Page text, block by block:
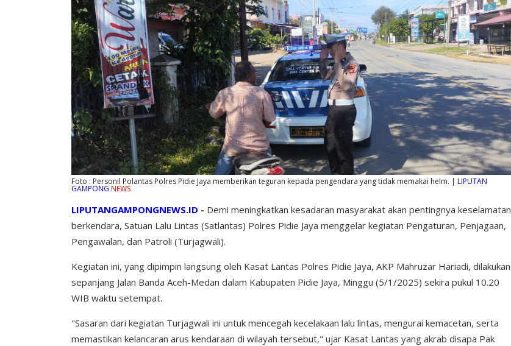
Foto : Personil Polantas Polres Pidie Jaya memberikan teguran kepada pengendara yang tidak memakai helm. | LIPUTAN
GAMPONG NEWS
LIPUTANGAMPONGNEWS.ID - Demi meningkatkan kesadaran masyarakat akan pentingnya keselamatan
berkendara, Satuan Lalu Lintas (Satlantas) Polres Pidie Jaya menggelar kegiatan Pengaturan, Penjagaan,
Pengawalan, dan Patroli (Turjagwali).
Kegiatan ini, yang dipimpin langsung oleh Kasat Lantas Polres Pidie Jaya, AKP Mahruzar Hariadi, dilakukan
sepanjang Jalan Banda Aceh-Medan dalam Kabupaten Pidie Jaya, Minggu (5/1/2025) sekira pukul 10.20
WIB waktu setempat.
"Sasaran dari kegiatan Turjagwali ini untuk mencegah kecelakaan lalu lintas, mengurai kemacetan, serta
memastikan kelancaran arus kendaraan di wilayah tersebut," ujar Kasat Lantas yang akrab disapa Pak